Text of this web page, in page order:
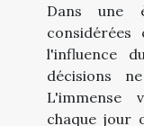
Dans une
considérées
l'influence
décisions
L'immense
chaque jour